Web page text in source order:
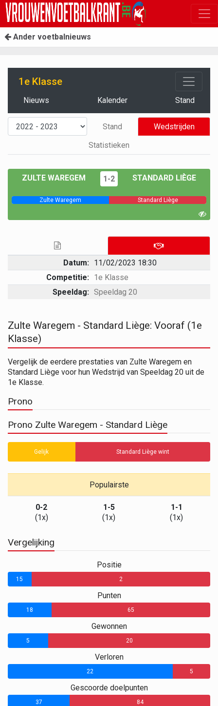
Ander voetbalnieuws
1e Klasse
Nieuws Kalender Stand
Stand
Wedstrijden
Statistieken
ZULTE WAREGEM 1-2 STANDARD LIÈGE
Zulte Waregem Standard Liège
Datum: 11/02/2023 18:30
Competitie: 1e Klasse
Speeldag: Speeldag 20
Zulte Waregem - Standard Liège: Vooraf (1e
Klasse)
Vergelijk de eerdere prestaties van Zulte Waregem en
Standard Liège voor hun Wedstrijd van Speeldag 20 uit de
1e Klasse.
Prono
Prono Zulte Waregem - Standard Liège
Gelijk Standard Liège wint
Populairste
0-2
(1x)
1-5
(1x)
1-1
(1x)
Vergelijking
Positie
15 2
Punten
18 65
Gewonnen
5 20
Verloren
22 5
Gescoorde doelpunten
37 84